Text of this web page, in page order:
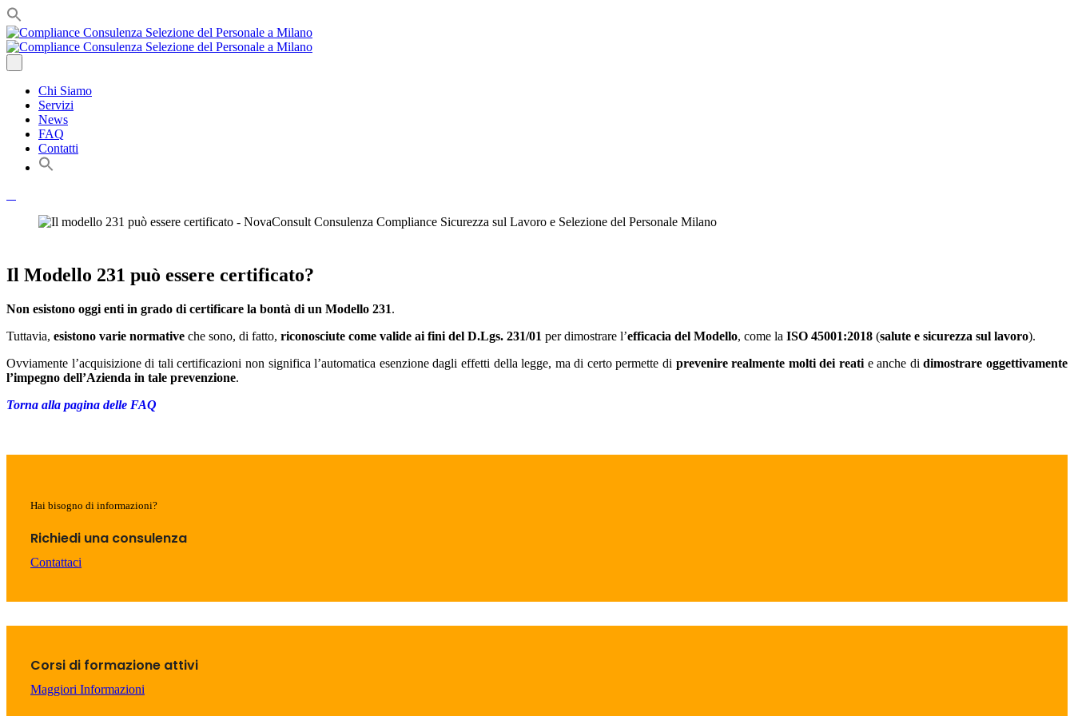
Chi Siamo
Servizi
News
FAQ
Contatti
Il Modello 231 può essere certificato?
Non esistono oggi enti in grado di certificare la bontà di un Modello 231.
Tuttavia, esistono varie normative che sono, di fatto, riconosciute come valide ai fini del D.Lgs. 231/01 per dimostrare l’efficacia del Modello, come la ISO 45001:2018 (salute e sicurezza sul lavoro).
Ovviamente l’acquisizione di tali certificazioni non significa l’automatica esenzione dagli effetti della legge, ma di certo permette di prevenire realmente molti dei reati e anche didimostrare oggettivamente
l’impegno dell’Azienda in tale prevenzione.
Torna alla pagina delle FAQ
Hai bisogno di informazioni?
Richiedi una consulenza
Contattaci
Corsi di formazione attivi
Maggiori Informazioni